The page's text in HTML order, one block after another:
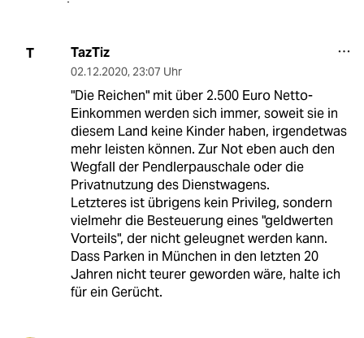
T TazTiz
02.12.2020, 23:07 Uhr
"Die Reichen" mit über 2.500 Euro Netto-
Einkommen werden sich immer, soweit sie in
diesem Land keine Kinder haben, irgendetwas
mehr leisten können. Zur Not eben auch den
Wegfall der Pendlerpauschale oder die
Privatnutzung des Dienstwagens.
Letzteres ist übrigens kein Privileg, sondern
vielmehr die Besteuerung eines "geldwerten
Vorteils", der nicht geleugnet werden kann.
Dass Parken in München in den letzten 20
Jahren nicht teurer geworden wäre, halte ich
für ein Gerücht.